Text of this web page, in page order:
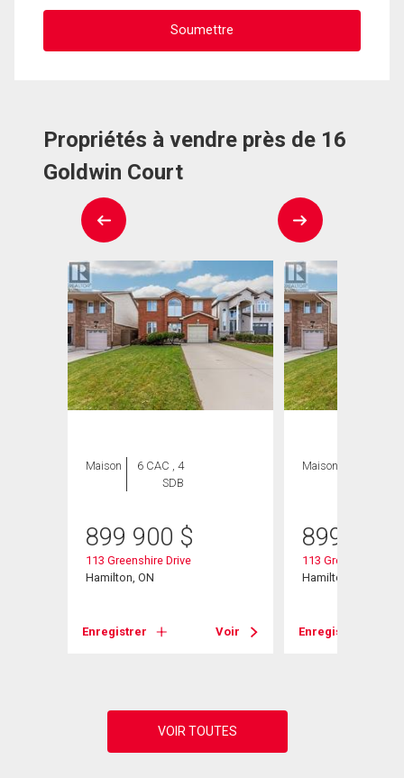
Propriétés à vendre près de 16
Goldwin Court
Maison
6 CAC , 4
SDB
899 900 $
113 Greenshire Drive
Hamilton, ON
Enregistrer Voir
Maison
899 900
113 Greenshire
Hamilton, ON
Enregistrer